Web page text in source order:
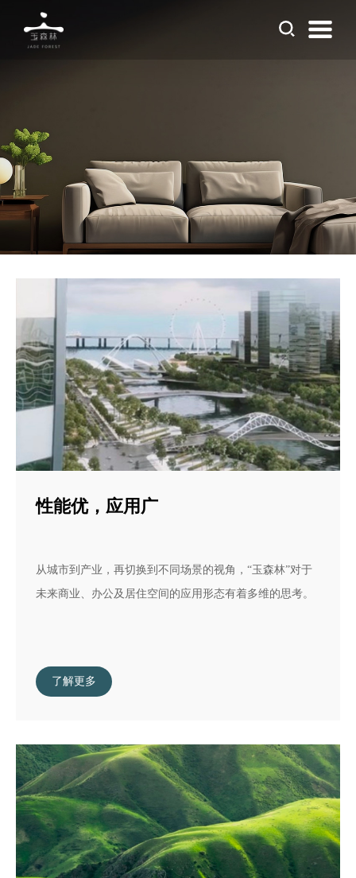
性能优，应用广
从城市到产业，再切换到不同场景的视角，“玉森林”对于
未来商业、办公及居住空间的应用形态有着多维的思考。
了解更多